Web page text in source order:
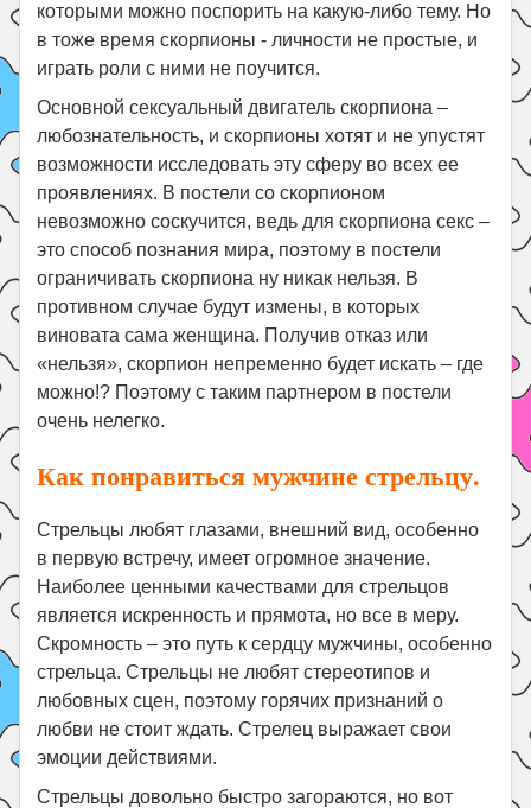
которыми можно поспорить на какую-либо тему. Но
в тоже время скорпионы - личности не простые, и
играть роли с ними не поучится.
Основной сексуальный двигатель скорпиона –
любознательность, и скорпионы хотят и не упустят
возможности исследовать эту сферу во всех ее
проявлениях. В постели со скорпионом
невозможно соскучится, ведь для скорпиона секс –
это способ познания мира, поэтому в постели
ограничивать скорпиона ну никак нельзя. В
противном случае будут измены, в которых
виновата сама женщина. Получив отказ или
«нельзя», скорпион непременно будет искать – где
можно!? Поэтому с таким партнером в постели
очень нелегко.
Как понравиться мужчине стрельцу.
Стрельцы любят глазами, внешний вид, особенно
в первую встречу, имеет огромное значение.
Наиболее ценными качествами для стрельцов
является искренность и прямота, но все в меру.
Скромность – это путь к сердцу мужчины, особенно
стрельца. Стрельцы не любят стереотипов и
любовных сцен, поэтому горячих признаний о
любви не стоит ждать. Стрелец выражает свои
эмоции действиями.
Стрельцы довольно быстро загораются, но вот